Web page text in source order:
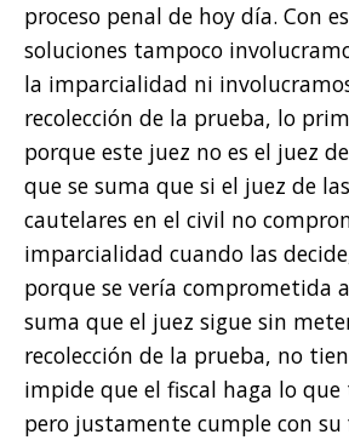
proceso penal de hoy día. Con
soluciones tampoco
la imparcialidad ni
recolección de la prueba, lo
porque este juez no es el juez
que se suma que si el juez de
cautelares en el civil no
imparcialidad cuando las
porque se vería comprometida
suma que el juez sigue sin
recolección de la prueba, no
impide que el fiscal haga lo que
pero justamente cumple con su